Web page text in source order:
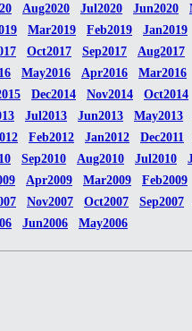
Aug2020 Jul2020 Jun2020
Mar2019 Feb2019 Jan2019
Oct2017 Sep2017 Aug2017
May2016 Apr2016 Mar2016
Dec2014 Nov2014 Oct2014
Jul2013 Jun2013 May2013
Feb2012 Jan2012 Dec2011
Sep2010 Aug2010 Jul2010
Apr2009 Mar2009 Feb2009
Nov2007 Oct2007 Sep2007
Jun2006 May2006